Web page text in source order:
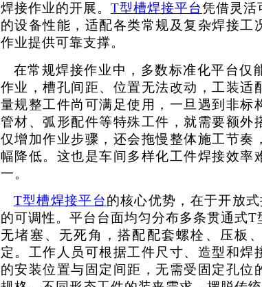
焊接作业的开展。 T型槽焊接平台凭借灵活
的设备性能，适配各类常规及复杂焊接工
作业提供可靠支撑。
在常规焊接作业中，多数标准化平台仅
作业，槽孔间距、位置无法改动，工装适
量规整工件尚可满足使用，一旦遇到非标
管材、弧形配件等特殊工件，就需要额外
仅增加作业步骤，还会拖慢整体施工节奏
幅降低。这也是车间多样化工件焊接效率
一。
T型槽焊接平台的核心优势，在于开放
的可调性。平台台面均匀分布多条贯通式T
无堵塞、无死角，搭配配套螺栓、压板
定。工作人员可根据工件尺寸、造型和焊
的安装位置与固定间距，无需受固定孔位